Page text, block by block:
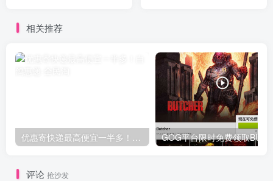
相关推荐
评论 抢沙发